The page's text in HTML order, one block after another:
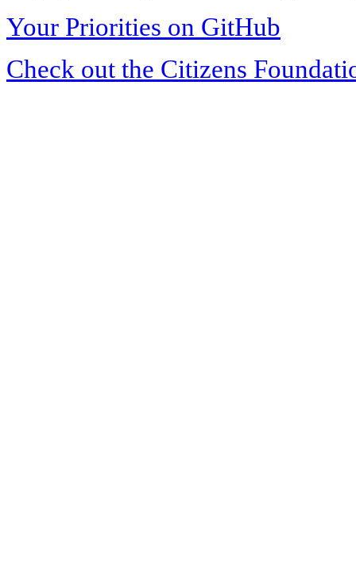
Your Priorities on GitHub
Check out the Citizens